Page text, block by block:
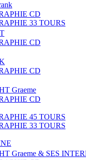
CD
33 TOURS
CD
CD
Graeme
CD
45 TOURS
33 TOURS
Graeme & SES